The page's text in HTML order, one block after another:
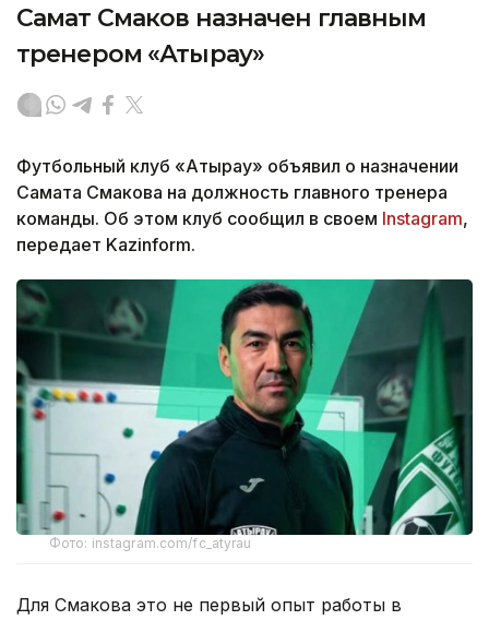
Самат Смаков назначен главным
тренером «Атырау»
Футбольный клуб «Атырау» объявил о назначении
Самата Смакова на должность главного тренера
команды. Об этом клуб сообщил в своем Instagram,
передает Kazinform.
Фото: instagram.com/fc_atyrau
Для Смакова это не первый опыт работы в